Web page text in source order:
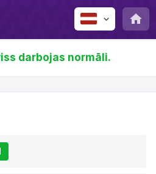
darbojas normāli.